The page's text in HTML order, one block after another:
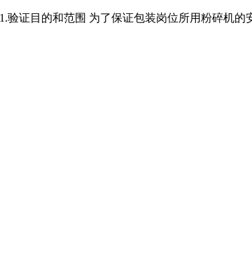
验证目的和范围 为了保证包装岗位所用粉碎机